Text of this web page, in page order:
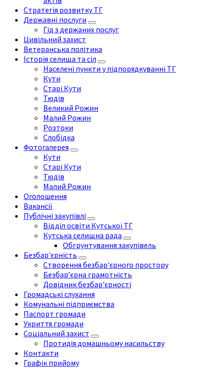
Стратегія розвитку ТГ
Державні послуги
Гід з держаних послуг
Цивільний захист
Ветеранська політика
Історія селища та сіл
Населені пункти у підпорядкуванні ТГ
Кути
Старі Кути
Тюдів
Великий Рожин
Малий Рожин
Розтоки
Слобідка
Фотогалерея
Кути
Старі Кути
Тюдів
Малий Рожин
Оголошення
Вакансії
Публічні закупівлі
Відділ освіти Кутської ТГ
Кутська селищна рада
Обгрунтування закупівель
Безбар'єрність
Створення безбар'єрного простору
Безбар’єрна грамотність
Довідник безбар'єрності
Громадські слухання
Комунальні підприємства
Паспорт громади
Укриття громади
Соціальний захист
Протидія домашньому насильству
Контакти
Графік прийому